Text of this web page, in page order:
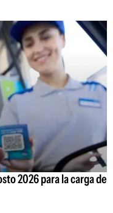
2026 para la carga de